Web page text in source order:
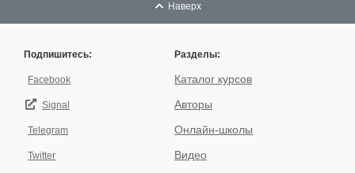
Наверх
Подпишитесь:
Facebook
Signal
Telegram
Twitter
Разделы:
Каталог курсов
Авторы
Онлайн-школы
Видео